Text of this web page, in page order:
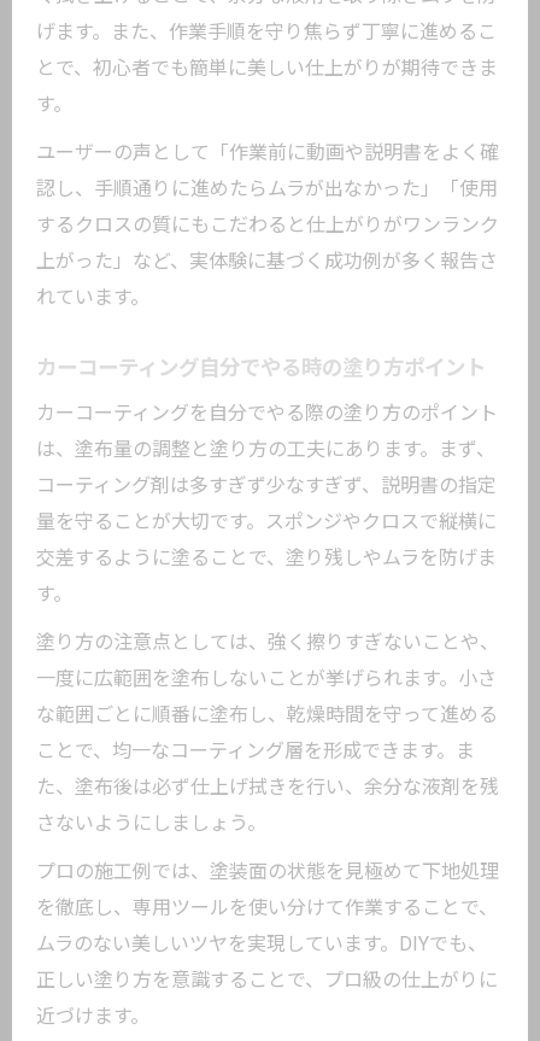
げます。また、作業手順を守り焦らず丁寧に進めるこ
とで、初心者でも簡単に美しい仕上がりが期待できま
す。
ユーザーの声として「作業前に動画や説明書をよく確
認し、手順通りに進めたらムラが出なかった」「使用
するクロスの質にもこだわると仕上がりがワンランク
上がった」など、実体験に基づく成功例が多く報告さ
れています。
カーコーティング自分でやる時の塗り方ポイント
カーコーティングを自分でやる際の塗り方のポイント
は、塗布量の調整と塗り方の工夫にあります。まず、
コーティング剤は多すぎず少なすぎず、説明書の指定
量を守ることが大切です。スポンジやクロスで縦横に
交差するように塗ることで、塗り残しやムラを防げま
す。
塗り方の注意点としては、強く擦りすぎないことや、
一度に広範囲を塗布しないことが挙げられます。小さ
な範囲ごとに順番に塗布し、乾燥時間を守って進める
ことで、均一なコーティング層を形成できます。ま
た、塗布後は必ず仕上げ拭きを行い、余分な液剤を残
さないようにしましょう。
プロの施工例では、塗装面の状態を見極めて下地処理
を徹底し、専用ツールを使い分けて作業することで、
ムラのない美しいツヤを実現しています。DIYでも、
正しい塗り方を意識することで、プロ級の仕上がりに
近づけます。